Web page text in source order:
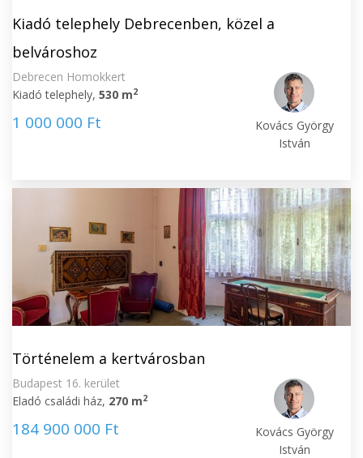
Kiadó telephely Debrecenben, közel a
belvároshoz
Debrecen Homokkert
Kiadó telephely, 530 m2
1 000 000 Ft
Kovács György
István
Történelem a kertvárosban
Budapest 16. kerület
Eladó családi ház, 270 m2
184 900 000 Ft
Kovács György
István